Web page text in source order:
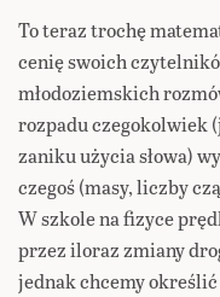
To teraz trochę
cenię swoich
młodoziemskich
rozpadu czegokolwiek
zaniku użycia słowa)
czegoś (masy, liczby
W szkole na fizyce
przez iloraz zmiany
jednak chcemy